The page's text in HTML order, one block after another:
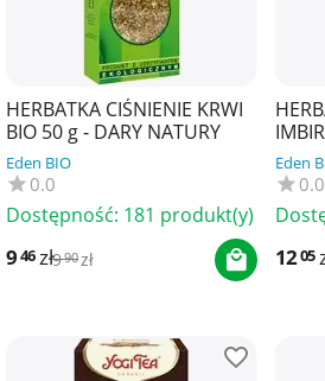
HERBATKA CIŚNIENIE KRWI
BIO 50 g - DARY NATURY
Eden BIO
0.0
Dostępność: 181 produkt(y)
946zł990zł
45 g ...
Eden
0.0
1205